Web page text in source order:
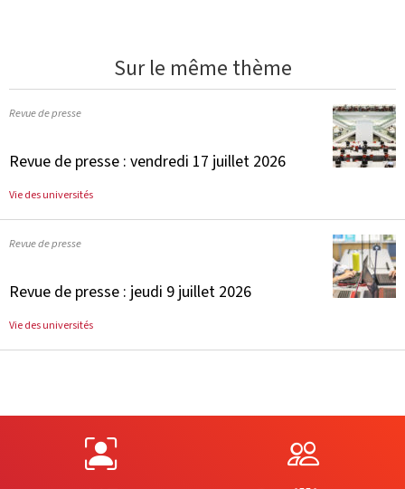
Sur le même thème
Revue de presse
Revue de presse : vendredi 17 juillet 2026
Vie des universités
Revue de presse
Revue de presse : jeudi 9 juillet 2026
Vie des universités